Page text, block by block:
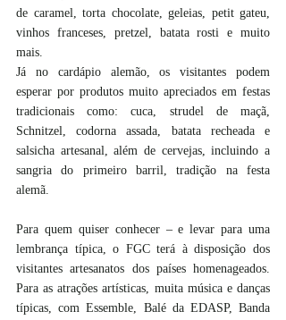
de caramel, torta chocolate, geleias, petit gateu,
vinhos franceses, pretzel, batata rosti e muito
mais.
Já no cardápio alemão, os visitantes podem
esperar por produtos muito apreciados em festas
tradicionais como: cuca, strudel de maçã,
Schnitzel, codorna assada, batata recheada e
salsicha artesanal, além de cervejas, incluindo a
sangria do primeiro barril, tradição na festa
alemã.
Para quem quiser conhecer – e levar para uma
lembrança típica, o FGC terá à disposição dos
visitantes artesanatos dos países homenageados.
Para as atrações artísticas, muita música e danças
típicas, com Essemble, Balé da EDASP, Banda